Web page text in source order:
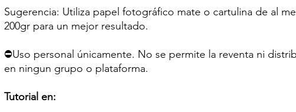
Sugerencia: Utiliza papel fotográfico mate o cartulina de al
200gr para un mejor resultado.
⛔Uso personal únicamente. No se permite la reventa ni
en ningun grupo o plataforma.
Tutorial en: